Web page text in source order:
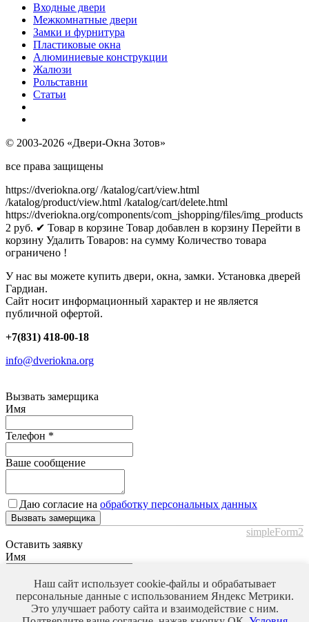
Входные двери
Межкомнатные двери
Замки и фурнитура
Пластиковые окна
Алюминиевые конструкции
Жалюзи
Рольставни
Статьи
© 2003-2026 «Двери-Окна Зотов»
все права защищены
https://dveriokna.org/ /katalog/cart/view.html
/katalog/product/view.html /katalog/cart/delete.html
https://dveriokna.org/components/com_jshopping/files/img_products
2 руб. ✔ Товар в корзине Товар добавлен в корзину Перейти в
корзину Удалить Товаров: на сумму Количество товара
ограничено !
У нас вы можете купить двери, окна, замки. Установка дверей
Гардиан.
Сайт носит информационный характер и не является
публичной офертой.
+7(831) 418-00-18
info@dveriokna.org
Вызвать замерщика
Имя
Телефон *
Ваше сообщение
Даю согласие на обработку персональных данных
Вызвать замерщика
simpleForm2
Оставить заявку
Имя
Телефон*
Ваше сообщение
Наш сайт использует cookie-файлы и обрабатывает
персональные данные с использованием Яндекс Метрики.
Это улучшает работу сайта и взаимодействие с ним.